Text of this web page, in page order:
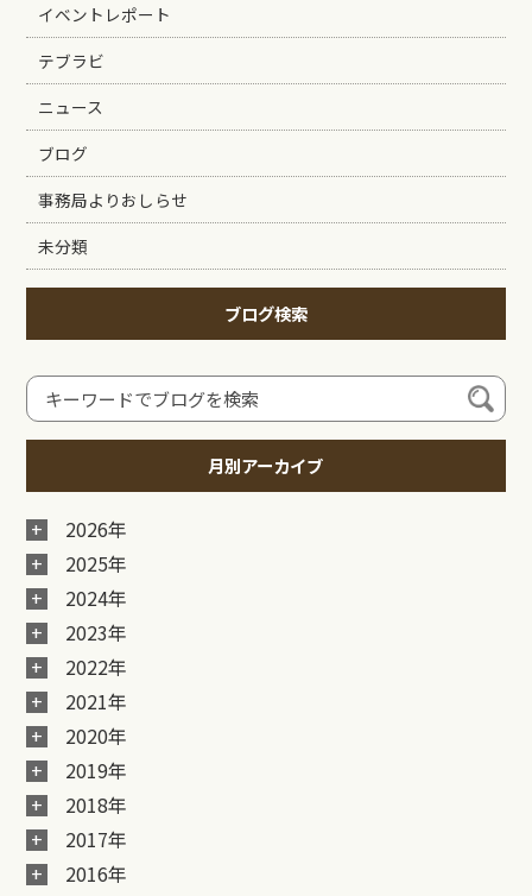
イベントレポート
テブラビ
ニュース
ブログ
事務局よりおしらせ
未分類
ブログ検索
月別アーカイブ
2026年
2025年
2024年
2023年
2022年
2021年
2020年
2019年
2018年
2017年
2016年